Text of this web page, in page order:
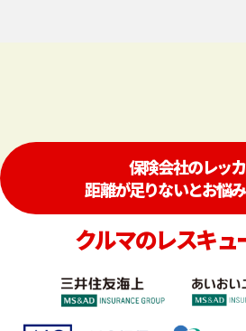
保険会社のレッ
距離が足りないとお悩
クルマのレスキュ